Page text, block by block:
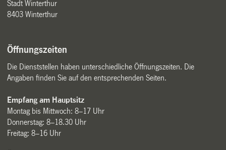
Stadt Winterthur
8403 Winterthur
Öffnungszeiten
Die Dienststellen haben unterschiedliche Öffnungszeiten. Die
Angaben finden Sie auf den entsprechenden Seiten.
Empfang am Hauptsitz
Montag bis Mittwoch: 8–17 Uhr
Donnerstag: 8–18.30 Uhr
Freitag: 8–16 Uhr